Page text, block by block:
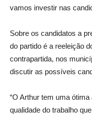
vamos investir nas
Sobre os candidatos a
do partido é a reeleição
contrapartida, nos
discutir as possíveis
“O Arthur tem uma
qualidade do trabalho